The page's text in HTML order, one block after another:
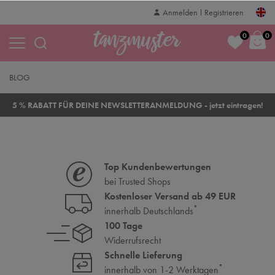
Anmelden Registrieren
0 0
BLOG
5 % RABATT FÜR DEINE NEWSLETTERANMELDUNG - jetzt eintragen!
Top Kundenbewertungen
bei Trusted Shops
Kostenloser Versand ab 49 EUR
innerhalb Deutschlands*
100 Tage
Widerrufsrecht
Schnelle Lieferung
innerhalb von 1-2 Werktagen*